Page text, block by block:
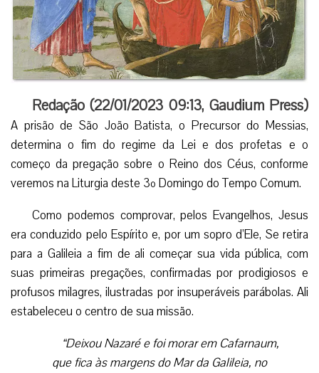
Redação (22/01/2023 09:13, Gaudium Press)
A prisão de São João Batista, o Precursor do Messias,
determina o fim do regime da Lei e dos profetas e o
começo da pregação sobre o Reino dos Céus, conforme
veremos na Liturgia deste 3º Domingo do Tempo Comum.
Como podemos comprovar, pelos Evangelhos, Jesus
era conduzido pelo Espírito e, por um sopro d’Ele, Se retira
para a Galileia a fim de ali começar sua vida pública, com
suas primeiras pregações, confirmadas por prodigiosos e
profusos milagres, ilustradas por insuperáveis parábolas. Ali
estabeleceu o centro de sua missão.
“Deixou Nazaré e foi morar em Cafarnaum,
que fica às margens do Mar da Galileia, no